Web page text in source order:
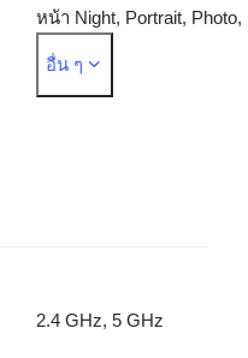
หน้า Night, Portrait, Photo,
Video, Live Photo
อื่น ๆ
2.4 GHz, 5 GHz